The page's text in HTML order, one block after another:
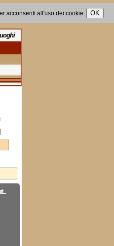
acconsenti all'uso dei cookie.